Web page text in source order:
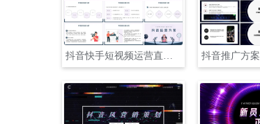
抖音推广方案